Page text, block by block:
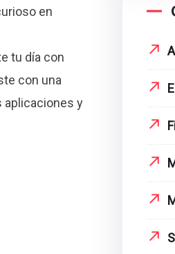
en
tu día con
con una
aplicaciones y